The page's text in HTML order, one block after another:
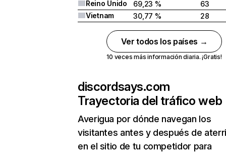
Reino Unido 69,23 %
63
Vietnam
30,77 % 28
Ver todos los países →
10 veces más información diaria. ¡Gratis!
discordsays.com
Trayectoria del tráfico web
Averigua por dónde navegan los
visitantes antes y después de
en el sitio de tu competidor para